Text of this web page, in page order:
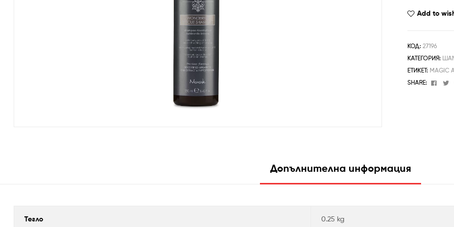
Add to
КОД:27196
КАТЕГОРИЯ:
ЕТИКЕТ: MAGIC
SHARE:
Допълнителна информация
Тегло 0.25 kg